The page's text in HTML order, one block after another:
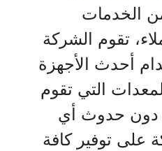
الخدمات
تقوم الشركة
أحدث الأجهزة
التي تقوم
دون حدوث أي
على توفير كافة